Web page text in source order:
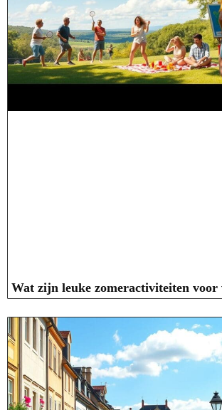
Wat zijn leuke zomeractiviteiten voor